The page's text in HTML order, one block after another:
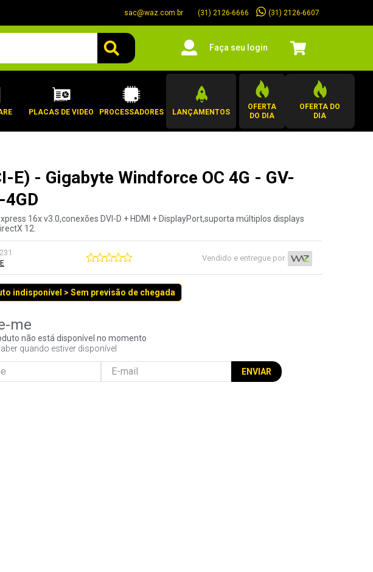
sac@waz.com.br (31) 2126-6666 (31) 2126-6607
Faça seu login
PLACAS DE VIDEO PROCESSADORES LANÇAMENTOS
OFERTA
DO DIA
OFERTA DO
DIA
E) - Gigabyte Windforce OC 4G - GV-
4GD
16x v3.0,conexões DVI-D + HDMI + DisplayPort,suporta múltiplos displays
12.
Vendido e entregue por
indisponível > Sem previsão de chegada
não está disponível no momento
quando estiver disponível
ENVIAR